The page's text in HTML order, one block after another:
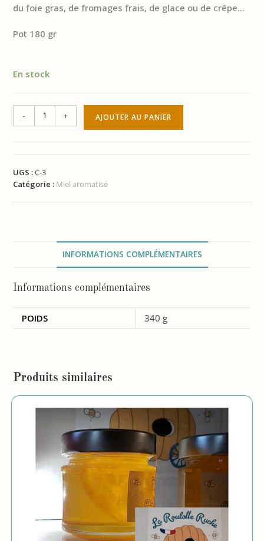
du foie gras, de fromages frais, de glace ou de crêpe…
Pot 180 gr
En stock
- + AJOUTER AU PANIER
UGS :C-3
Catégorie : Miel aromatisé
INFORMATIONS COMPLÉMENTAIRES
Informations complémentaires
POIDS 340 g
Produits similaires